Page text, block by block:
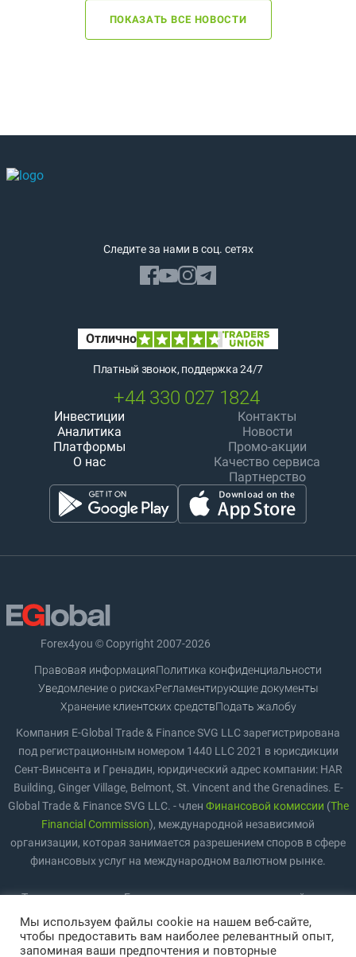
ПОКАЗАТЬ ВСЕ НОВОСТИ
Следите за нами в соц. сетях
Платный звонок, поддержка 24/7
+44 330 027 1824
Инвестиции
Аналитика
Платформы
О нас
Контакты
Новости
Промо-акции
Качество сервиса
Партнерство
Forex4you © Copyright 2007-2026
Правовая информацияПолитика конфиденциальности
Уведомление о рискахРегламентирующие документы
Хранение клиентских средствПодать жалобу
Компания E-Global Trade & Finance SVG LLC зарегистрирована
под регистрационным номером 1440 LLC 2021 в юрисдикции
Сент-Винсента и Гренадин, юридический адрес компании: HAR
Building, Ginger Village, Belmont, St. Vincent and the Grenadines. E-
Global Trade & Finance SVG LLC. - член Финансовой комиссии (The
Financial Commission), международной независимой
организации, которая занимается разрешением споров в сфере
финансовых услуг на международном валютном рынке.
Торговля на рынке Forex предполагает значительный риск,
включая возможность полной потери средств. Торговля
подходит не всем инвесторам и трейдерам. Повышение плеча
повышает риск. Пожалуйста, ознакомьтесь сУведомлением о
Мы используем файлы cookie на нашем веб-сайте,
чтобы предоставить вам наиболее релевантный опыт,
запоминая ваши предпочтения и повторные